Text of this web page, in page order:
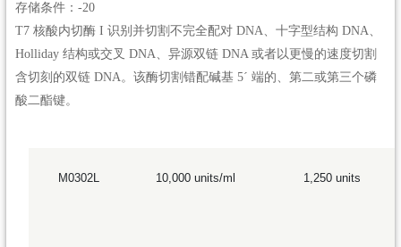
存储条件：-20
T7 核酸内切酶 I 识别并切割不完全配对 DNA、十字型结构 DNA、
Holliday 结构或交叉 DNA、异源双链 DNA 或者以更慢的速度切割
含切刻的双链 DNA。该酶切割错配碱基 5´ 端的、第二或第三个磷
酸二酯键。